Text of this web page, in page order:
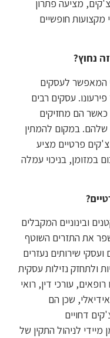
צ'קים, מציעה פתרון
מקצועות חופשיים
נחוץ?
המאפשר לעסקים
עסקים רבים
כאשר הם מחזיקים
שלהם. במקום להמתין
צ'קים פרטיים מציע
במזומן, בניכוי עמלה
ובינוניים המקבלים
את התזרים השוטף
שירותים נעזרים
ולתחזק נזילות עסקית
עורכי דין, רואי
שכן הם
דחויים
מיידי לניהול התקין של